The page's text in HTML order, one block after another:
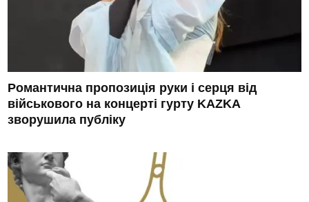
Романтична пропозиція руки і серця від
військового на концерті гурту KAZKA
зворушила публіку